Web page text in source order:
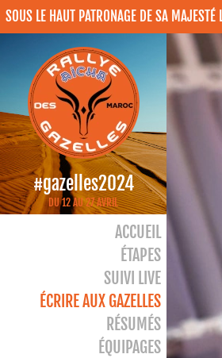
SOUS LE HAUT PATRONAGE DE SA
#gazelles2024
DU 12 AU 27 AVRIL
ACCUEIL
ÉTAPES
SUIVI LIVE
ÉCRIRE AUX GAZELLES
RÉSUMÉS
ÉQUIPAGES